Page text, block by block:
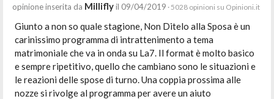
opinione inserita da Milliflyil 09/04/2019 · 5028 opinioni su Opinioni.it
Giunto a non so quale stagione, Non Ditelo alla Sposa è un
carinissimo programma di intrattenimento a tema
matrimoniale che va in onda su La7. Il format è molto basico
e sempre ripetitivo, quello che cambiano sono le situazioni e
le reazioni delle spose di turno. Una coppia prossima alle
nozze si rivolge al programma per avere un aiuto